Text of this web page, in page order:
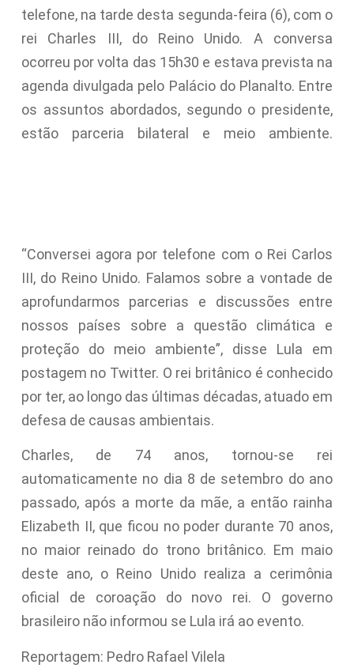
telefone, na tarde desta segunda-feira (6), com o
rei Charles III, do Reino Unido. A conversa
ocorreu por volta das 15h30 e estava prevista na
agenda divulgada pelo Palácio do Planalto. Entre
os assuntos abordados, segundo o presidente,
estão parceria bilateral e meio ambiente.
“Conversei agora por telefone com o Rei Carlos
III, do Reino Unido. Falamos sobre a vontade de
aprofundarmos parcerias e discussões entre
nossos países sobre a questão climática e
proteção do meio ambiente”, disse Lula em
postagem no Twitter. O rei britânico é conhecido
por ter, ao longo das últimas décadas, atuado em
defesa de causas ambientais.
Charles, de 74 anos, tornou-se rei
automaticamente no dia 8 de setembro do ano
passado, após a morte da mãe, a então rainha
Elizabeth II, que ficou no poder durante 70 anos,
no maior reinado do trono britânico. Em maio
deste ano, o Reino Unido realiza a cerimônia
oficial de coroação do novo rei. O governo
brasileiro não informou se Lula irá ao evento.
Reportagem: Pedro Rafael Vilela